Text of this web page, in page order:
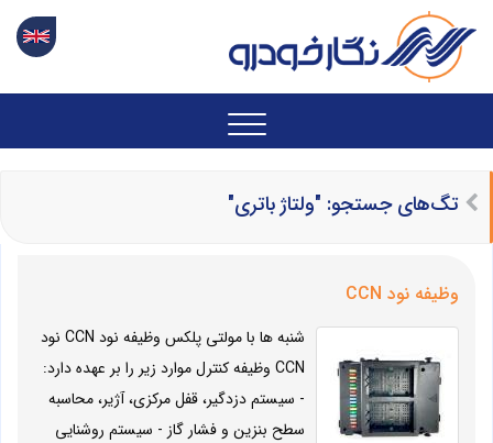
تگ‌های جستجو: "ولتاژ باتری"
وظیفه نود CCN
شنبه ها با مولتی پلکس وظیفه نود CCN نود
CCN وظیفه کنترل موارد زیر را بر عهده دارد:
- سیستم دزدگیر، قفل مرکزی، آژیر، محاسبه
سطح بنزین و فشار گاز - سیستم روشنایی